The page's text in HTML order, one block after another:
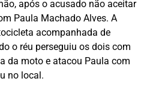
, após o acusado não aceitar
Paula Machado Alves. A
acompanhada de
o réu perseguiu os dois com
da moto e atacou Paula com
no local.